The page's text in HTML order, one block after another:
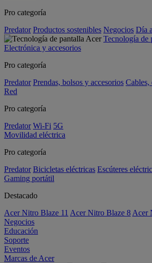
Pro categoría
Predator Productos sostenibles Negocios Día
Tecnología de
Electrónica y accesorios
Pro categoría
Predator Prendas, bolsos y accesorios Cables,
Red
Pro categoría
Predator Wi-Fi 5G
Movilidad eléctrica
Pro categoría
Predator Bicicletas eléctricas Escúteres
Gaming portátil
Destacado
Acer Nitro Blaze 11 Acer Nitro Blaze 8 Acer
Negocios
Educación
Soporte
Eventos
Marcas de Acer